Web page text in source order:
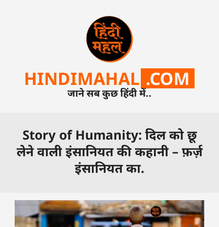
HINDIMAHAL .COM
जाने सब कुछ हिंदी में..
Story of Humanity: दिल को छू
लेने वाली इंसानियत की कहानी – फ़र्ज़
इंसानियत का.